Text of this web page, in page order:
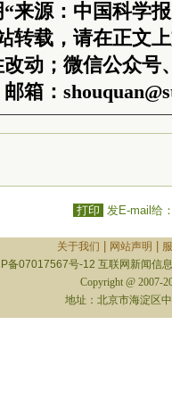
来源：中国科学
转载，请在正文
动；微信公众号
箱：
打印 发E-mail给
关于我们 网站声明
备07017567号-12 互联网新闻信
Copyright @ 2007-
地址：北京市海淀区